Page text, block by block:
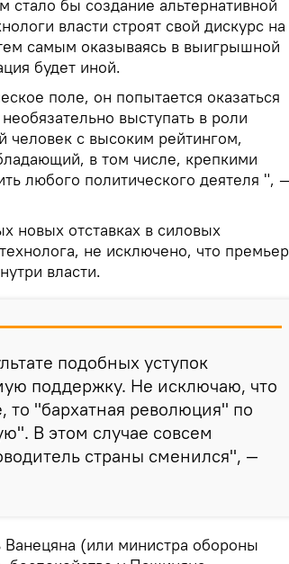
бы создание альтернативной
власти строят свой дискурс на
самым оказываясь в выигрышной
будет иной.
поле, он попытается оказаться
выступать в роли
с высоким рейтингом,
в том числе, крепкими
любого политического деятеля ", —
новых отставках в силовых
не исключено, что премьер
власти.
подобных уступок
поддержку. Не исключаю, что
то "бархатная революция" по
В этом случае совсем
страны сменился", —
(или министра обороны